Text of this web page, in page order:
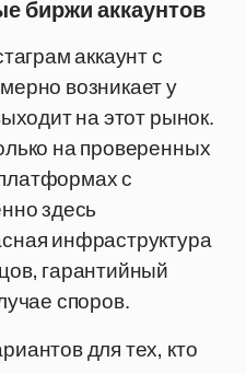
биржи аккаунтов
аккаунт с
возникает у
на этот рынок.
на проверенных
с
здесь
инфраструктура
гарантийный
споров.
для тех, кто